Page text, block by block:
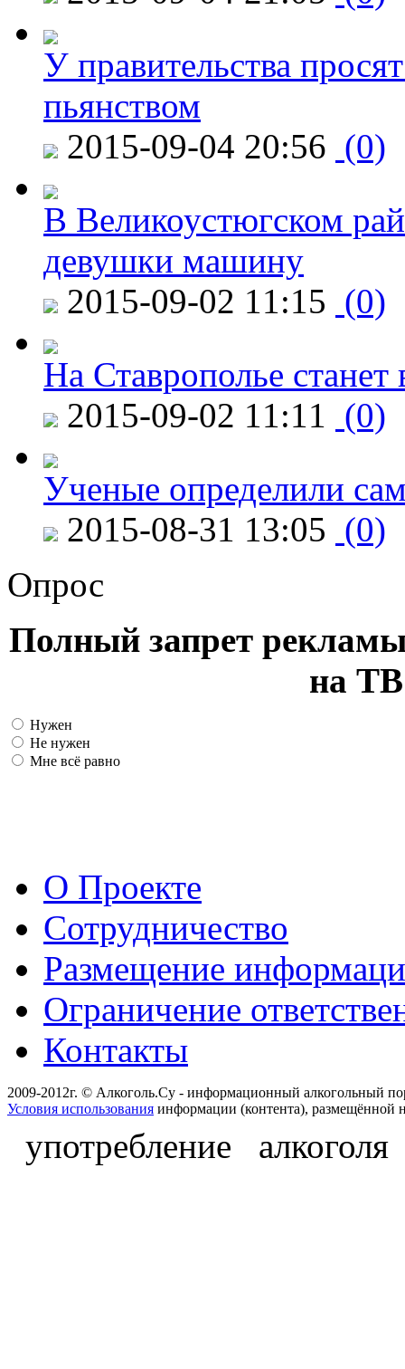
У правительства
пьянством
2015-09-04 20:56 (0)
В Великоустюгском
девушки машину
2015-09-02 11:15 (0)
На Ставрополье
2015-09-02 11:11 (0)
Ученые определили
2015-08-31 13:05 (0)
Опрос
Полный запрет
на ТВ
Нужен
Не нужен
Мне всё равно
О Проекте
Сотрудничество
Размещение
Ограничение
Контакты
2009-2012г. © Алкоголь.Су - информационный алкогольный
Условия использования информации (контента), размещённой
употребление